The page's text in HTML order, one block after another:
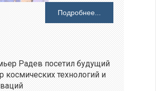
Подробнее...
Радев посетил будущий
космических технологий и